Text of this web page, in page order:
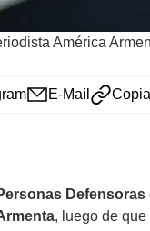
América
E-Mail
, luego de